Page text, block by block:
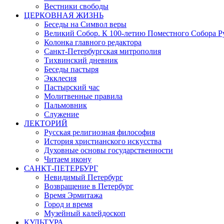
Вестники свободы
ЦЕРКОВНАЯ ЖИЗНЬ
Беседы на Символ веры
Великий Собор. К 100-летию Поместного Собора
Колонка главного редактора
Санкт-Петербургская митрополия
Тихвинский дневник
Беседы пастыря
Экклесия
Пастырский час
Молитвенные правила
Пальмовник
Служение
ЛЕКТОРИЙ
Русская религиозная философия
История христианского искусства
Духовные основы государственности
Читаем икону
САНКТ-ПЕТЕРБУРГ
Невидимый Петербург
Возвращение в Петербург
Время Эрмитажа
Город и время
Музейный калейдоскоп
КУЛЬТУРА